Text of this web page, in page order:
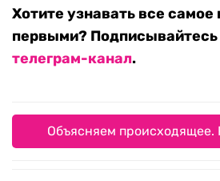
Хотите узнавать все самое
первыми?
телеграм-канал.
Объясняем происходящее.